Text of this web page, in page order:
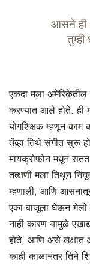
आसने ही
एकदा मला अमेरिकेतील
करण्यात आले होते. ही
योगशिक्षक म्हणून
तेंव्हा तिथे संगीत सुरू
मायक्रोफोन मधून सतत
तत्क्षणी मला तिथून
म्हणाली, आणि
एका बाजूला घेऊन गेलो
नाही कारण यामुळे
होते, आणि असे लक्षात
काही काळानंतर तिने